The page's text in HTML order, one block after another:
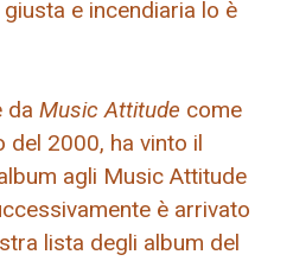
e incendiaria lo è
da Music Attitude come
2000, ha vinto il
agli Music Attitude
è arrivato
lista degli album del